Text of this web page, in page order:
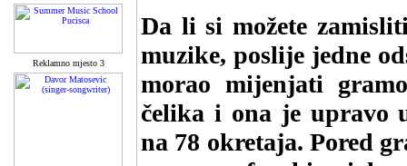
Reklamno mjesto 3
Da li si možete
muzike, poslije jedne
morao mijenjati
čelika i ona je upravo
na 78 okretaja. Pored